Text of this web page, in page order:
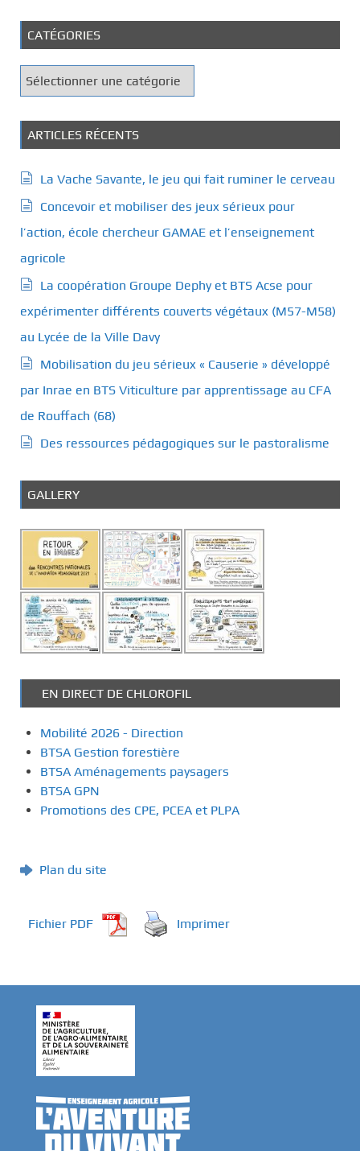
CATÉGORIES
a
g
o
i
e
ARTICLES RÉCENTS
La Vache Savante, le jeu qui fait ruminer le cerveau
Concevoir et mobiliser des jeux sérieux pour
l’action, école chercheur GAMAE et l’enseignement
agricole
La coopération Groupe Dephy et BTS Acse pour
expérimenter différents couverts végétaux (M57-M58)
au Lycée de la Ville Davy
Mobilisation du jeu sérieux « Causerie » développé
par Inrae en BTS Viticulture par apprentissage au CFA
de Rouffach (68)
Des ressources pédagogiques sur le pastoralisme
GALLERY
EN DIRECT DE CHLOROFIL
Mobilité 2026 - Direction
BTSA Gestion forestière
BTSA Aménagements paysagers
BTSA GPN
Promotions des CPE, PCEA et PLPA
Plan du site
Fichier PDF Imprimer